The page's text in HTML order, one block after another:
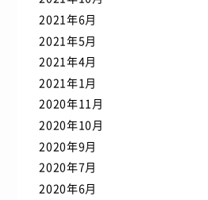
2021年6月
2021年5月
2021年4月
2021年1月
2020年11月
2020年10月
2020年9月
2020年7月
2020年6月